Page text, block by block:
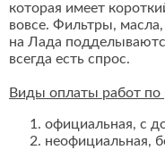
которая имеет
вовсе. Фильтры,
на Лада
всегда есть спрос.
Виды оплаты работ по
официальная, с
неофициальная,